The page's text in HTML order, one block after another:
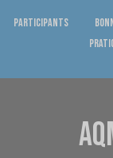
Participants